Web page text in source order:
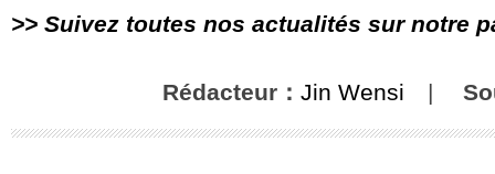
>> Suivez toutes nos actualités sur notre
Rédacteur： Jin Wensi |